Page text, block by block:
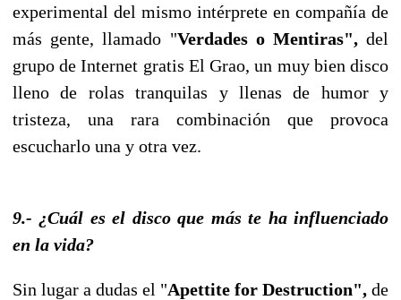
experimental del mismo intérprete en compañía de
más gente, llamado "Verdades o Mentiras",del
grupo de Internet gratis El Grao, un muy bien disco
lleno de rolas tranquilas y llenas de humor y
tristeza, una rara combinación que provoca
escucharlo una y otra vez.
9.- ¿Cuál es el disco que más te ha influenciado
en la vida?
Sin lugar a dudas el "Apettite for Destruction", de